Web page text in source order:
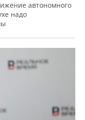
автономного
надо